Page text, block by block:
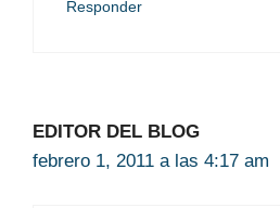
Responder
EDITOR DEL BLOG
febrero 1, 2011 a las 4:17 am